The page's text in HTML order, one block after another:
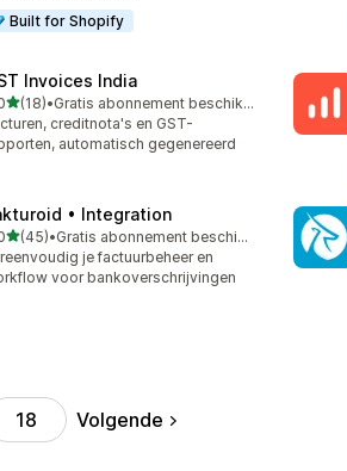
Built for Shopify
Invoices India
van 5 sterren
(18)
recensies in totaal
•
Gratis abonnement beschikbaar
creditnota's en GST-
automatisch gegenereerd
• Integration
van 5 sterren
(45)
recensies in totaal
•
Gratis abonnement beschikbaar
je factuurbeheer en
voor bankoverschrijvingen
18 Volgende